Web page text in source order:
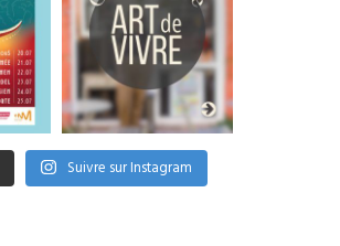
Suivre sur Instagram